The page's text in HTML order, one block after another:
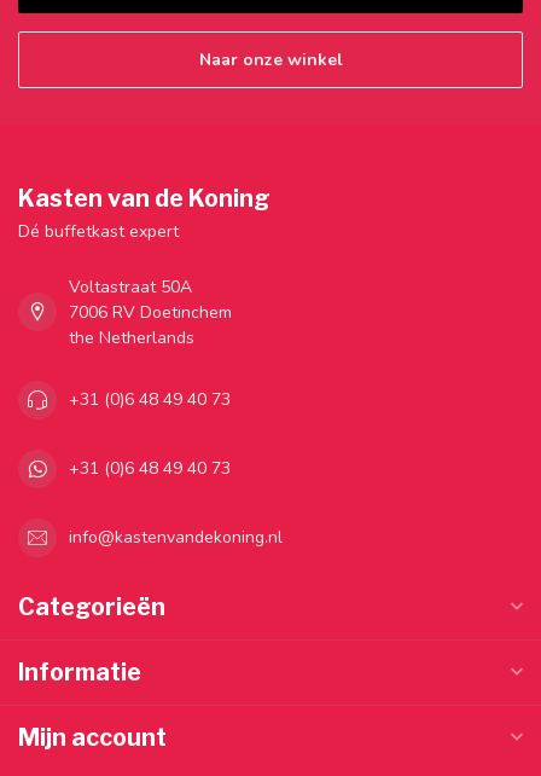
Naar onze winkel
Kasten van de Koning
Dé buffetkast expert
Voltastraat 50A
7006 RV Doetinchem
the Netherlands
+31 (0)6 48 49 40 73
+31 (0)6 48 49 40 73
info@kastenvandekoning.nl
Categorieën
Informatie
Mijn account